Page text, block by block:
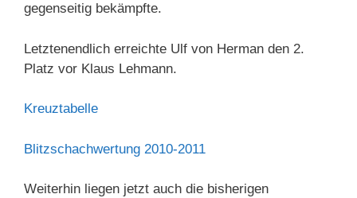
gegenseitig bekämpfte.
Letztenendlich erreichte Ulf von Herman den 2.
Platz vor Klaus Lehmann.
Kreuztabelle
Blitzschachwertung 2010-2011
Weiterhin liegen jetzt auch die bisherigen